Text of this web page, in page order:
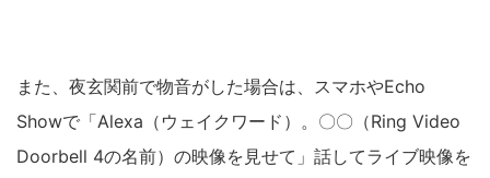
また、夜玄関前で物音がした場合は、スマホやEcho
Showで「Alexa（ウェイクワード）。〇〇（Ring Video
Doorbell 4の名前）の映像を見せて」話してライブ映像を